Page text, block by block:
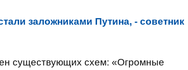
заложниками Путина, - советник
существующих схем: «Огромные